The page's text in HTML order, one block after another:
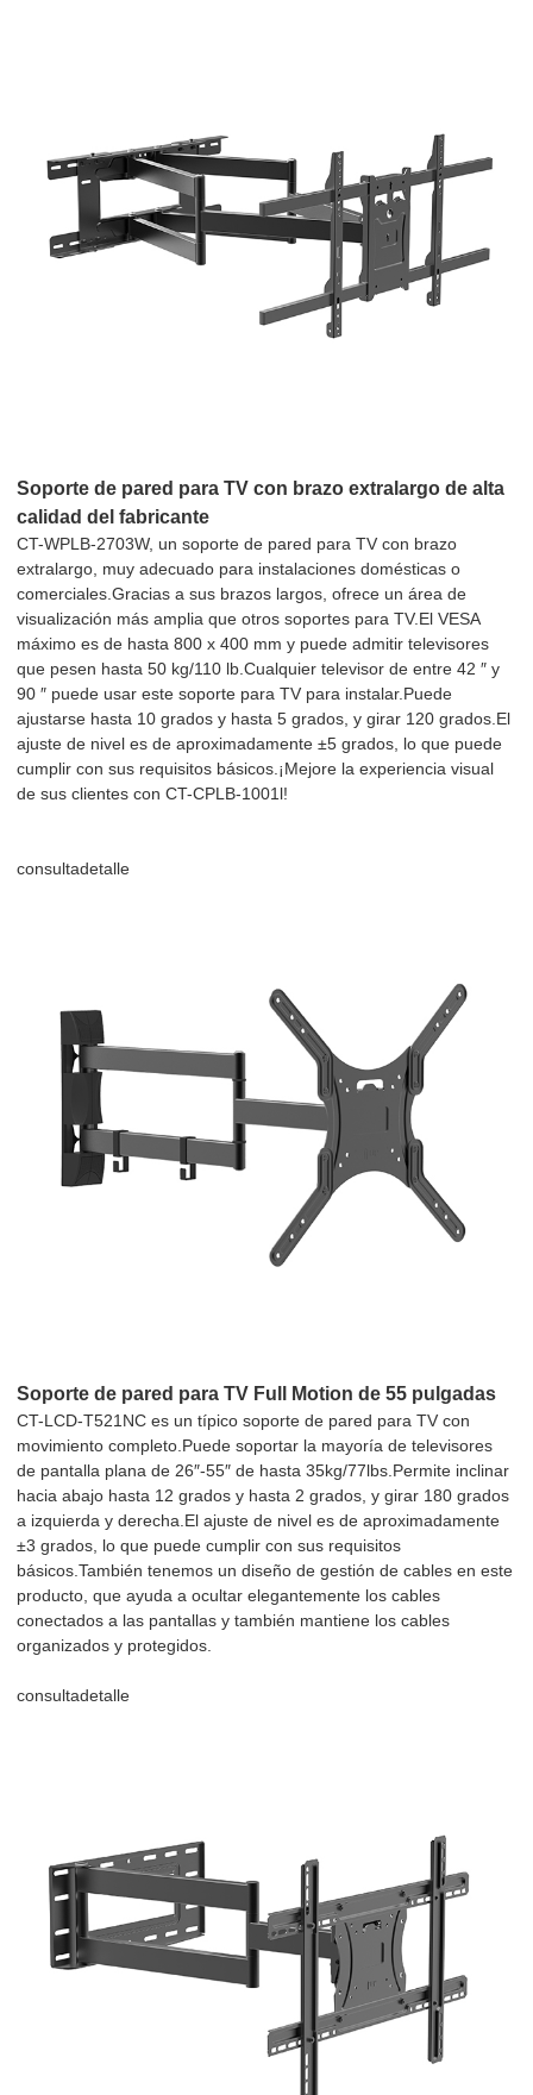
Soporte de pared para TV con brazo extralargo de alta
calidad del fabricante
CT-WPLB-2703W, un soporte de pared para TV con brazo
extralargo, muy adecuado para instalaciones domésticas o
comerciales.Gracias a sus brazos largos, ofrece un área de
visualización más amplia que otros soportes para TV.El VESA
máximo es de hasta 800 x 400 mm y puede admitir televisores
que pesen hasta 50 kg/110 lb.Cualquier televisor de entre 42 ″ y
90 ″ puede usar este soporte para TV para instalar.Puede
ajustarse hasta 10 grados y hasta 5 grados, y girar 120 grados.El
ajuste de nivel es de aproximadamente ±5 grados, lo que puede
cumplir con sus requisitos básicos.¡Mejore la experiencia visual
de sus clientes con CT-CPLB-1001l!
consultadetalle
Soporte de pared para TV Full Motion de 55 pulgadas
CT-LCD-T521NC es un típico soporte de pared para TV con
movimiento completo.Puede soportar la mayoría de televisores
de pantalla plana de 26″-55″ de hasta 35kg/77lbs.Permite inclinar
hacia abajo hasta 12 grados y hasta 2 grados, y girar 180 grados
a izquierda y derecha.El ajuste de nivel es de aproximadamente
±3 grados, lo que puede cumplir con sus requisitos
básicos.También tenemos un diseño de gestión de cables en este
producto, que ayuda a ocultar elegantemente los cables
conectados a las pantallas y también mantiene los cables
organizados y protegidos.
consultadetalle